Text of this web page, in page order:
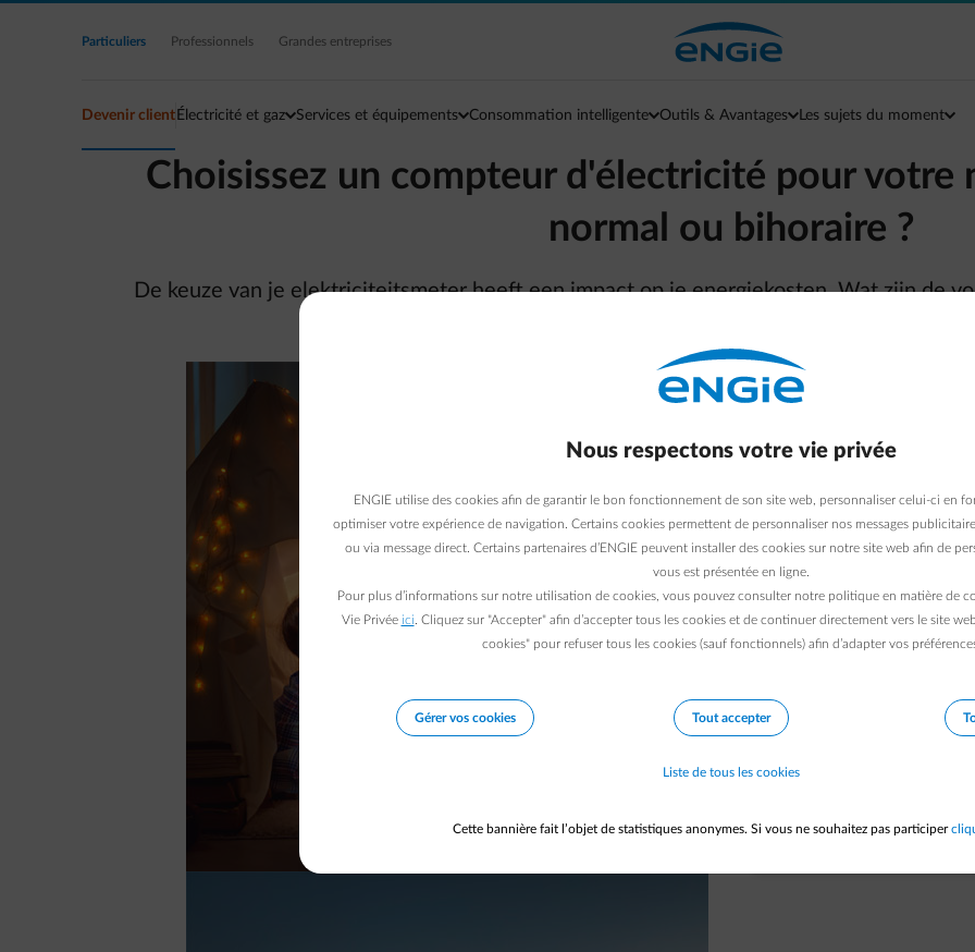
Accéder au contenu principal
Particuliers Professionnels Grandes entreprises
Devenir client Électricité et gaz Services et équipements Consommation intelligente Outils & Avantages Les sujets du moment
Choisissez un compteur d'électricité pour votre
normal ou bihoraire ?
De keuze van je elektriciteitsmeter heeft een impact op je energiekosten. Wat zijn de
Alle artikels in dossier 'Bouwen'
Normaal
piek- en
Een enkelvoudige
tweevoudige
dal- en piekuren
tarief lager. Om
voordelig is, is
van de dag of
Nous respectons votre vie privée
ENGIE utilise des cookies afin de garantir le bon fonctionnement de son site web, personnaliser celui-ci en
optimiser votre expérience de navigation. Certains cookies permettent de personnaliser nos messages
ou via message direct. Certains partenaires d’ENGIE peuvent installer des cookies sur notre site web afin de
vous est présentée en ligne.
Pour plus d’informations sur notre utilisation de cookies, vous pouvez consulter notre politique en matière de
Vie Privée ici . Cliquez sur "Accepter" afin d’accepter tous les cookies et de continuer directement vers le site
cookies" pour refuser tous les cookies (sauf fonctionnels) afin d’adapter vos
Gérer vos cookies Tout accepter
Liste de tous les cookies
Cette bannière fait l’objet de statistiques anonymes. Si vous ne souhaitez pas participer